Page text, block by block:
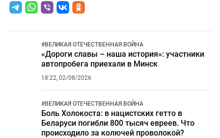
#ВЕЛИКАЯ ОТЕЧЕСТВЕННАЯ ВОЙНА
«Дороги славы – наша история»: участники
автопробега приехали в Минск
18:22, 02/08/2026
#ВЕЛИКАЯ ОТЕЧЕСТВЕННАЯ ВОЙНА
Боль Холокоста: в нацистских гетто в
Беларуси погибли 800 тысяч евреев. Что
происходило за колючей проволокой?